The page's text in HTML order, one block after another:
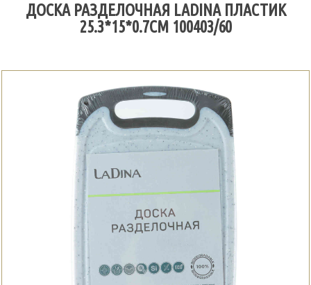
ДОСКА РАЗДЕЛОЧНАЯ LADINA ПЛАСТИК
25.3*15*0.7СМ 100403/60